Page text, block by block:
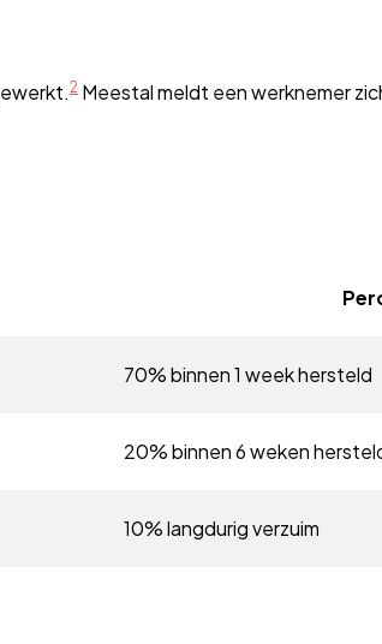
2 Meestal meldt een werknemer
70% binnen 1 week hersteld
20% binnen 6 weken
10% langdurig verzuim